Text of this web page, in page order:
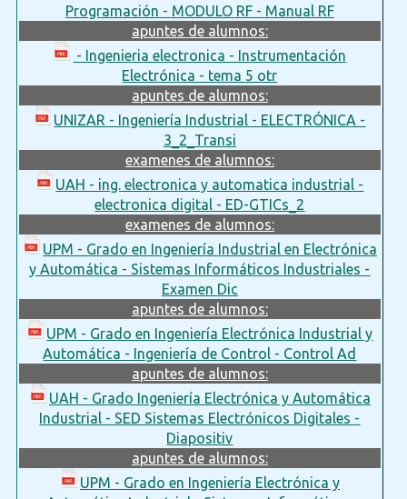
Programación - MODULO RF - Manual RF
apuntes de alumnos:
- Ingenieria electronica - Instrumentación
Electrónica - tema 5 otr
apuntes de alumnos:
UNIZAR - Ingeniería Industrial - ELECTRÓNICA -
3_2_Transi
examenes de alumnos:
UAH - ing. electronica y automatica industrial -
electronica digital - ED-GTICs_2
examenes de alumnos:
UPM - Grado en Ingeniería Industrial en Electrónica
y Automática - Sistemas Informáticos Industriales -
Examen Dic
apuntes de alumnos:
UPM - Grado en Ingeniería Electrónica Industrial y
Automática - Ingeniería de Control - Control Ad
apuntes de alumnos:
UAH - Grado Ingeniería Electrónica y Automática
Industrial - SED Sistemas Electrónicos Digitales -
Diapositiv
apuntes de alumnos:
UPM - Grado en Ingeniería Electrónica y